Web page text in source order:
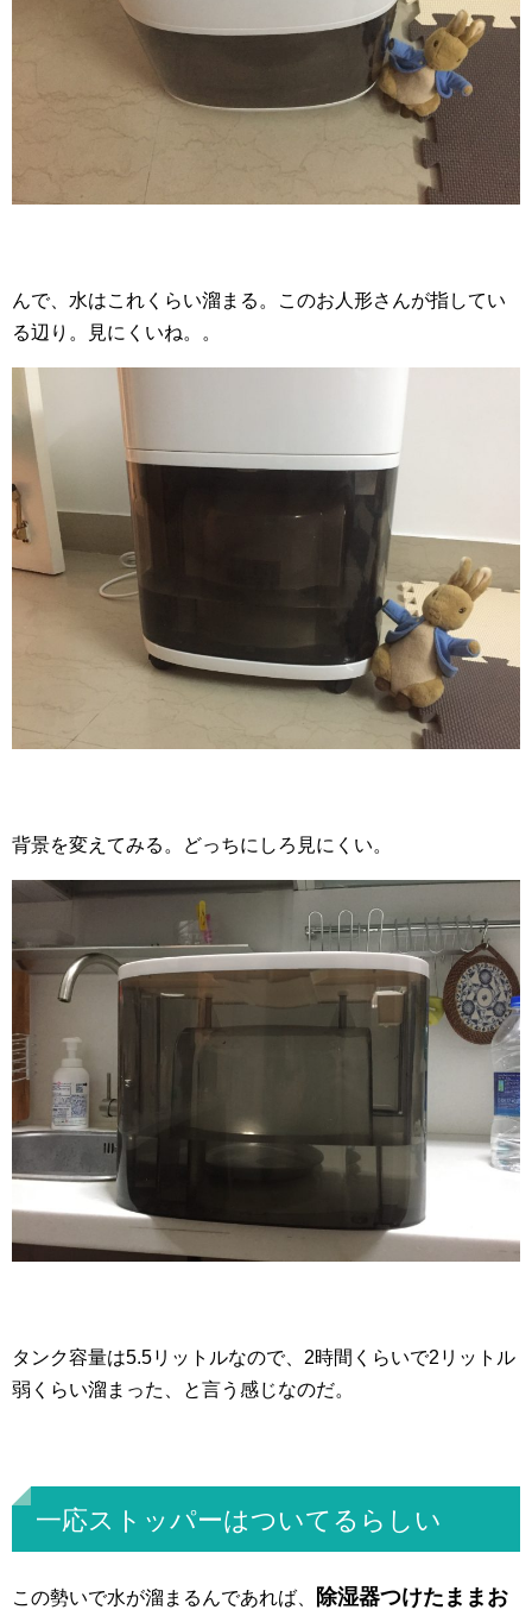
んで、水はこれくらい溜まる。このお人形さんが指してい
る辺り。見にくいね。。
背景を変えてみる。どっちにしろ見にくい。
タンク容量は5.5リットルなので、2時間くらいで2リットル
弱くらい溜まった、と言う感じなのだ。
一応ストッパーはついてるらしい
この勢いで水が溜まるんであれば、
除湿器つけたままお